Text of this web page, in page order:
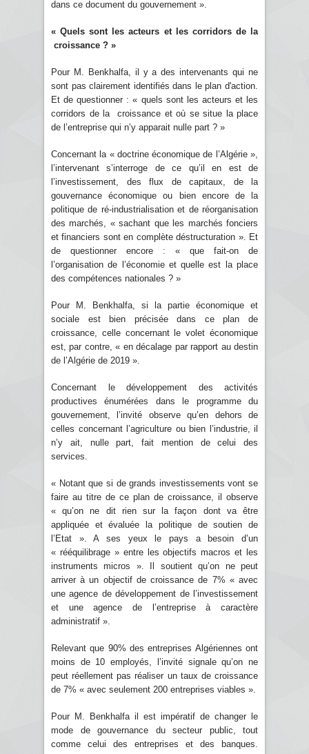
dans ce document du gouvernement ».
« Quels sont les acteurs et les corridors de la
croissance ? »
Pour M. Benkhalfa, il y a des intervenants qui ne
sont pas clairement identifiés dans le plan d'action.
Et de questionner : « quels sont les acteurs et les
corridors de la croissance et où se situe la place
de l’entreprise qui n’y apparait nulle part ? »
Concernant la « doctrine économique de l’Algérie »,
l’intervenant s’interroge de ce qu’il en est de
l’investissement, des flux de capitaux, de la
gouvernance économique ou bien encore de la
politique de ré-industrialisation et de réorganisation
des marchés, « sachant que les marchés fonciers
et financiers sont en complète déstructuration ». Et
de questionner encore : « que fait-on de
l’organisation de l’économie et quelle est la place
des compétences nationales ? »
Pour M. Benkhalfa, si la partie économique et
sociale est bien précisée dans ce plan de
croissance, celle concernant le volet économique
est, par contre, « en décalage par rapport au destin
de l’Algérie de 2019 ».
Concernant le développement des activités
productives énumérées dans le programme du
gouvernement, l’invité observe qu’en dehors de
celles concernant l’agriculture ou bien l’industrie, il
n’y ait, nulle part, fait mention de celui des
services.
« Notant que si de grands investissements vont se
faire au titre de ce plan de croissance, il observe
« qu’on ne dit rien sur la façon dont va être
appliquée et évaluée la politique de soutien de
l’Etat ». A ses yeux le pays a besoin d’un
« rééquilibrage » entre les objectifs macros et les
instruments micros ». Il soutient qu’on ne peut
arriver à un objectif de croissance de 7% « avec
une agence de développement de l’investissement
et une agence de l’entreprise à caractère
administratif ».
Relevant que 90% des entreprises Algériennes ont
moins de 10 employés, l’invité signale qu’on ne
peut réellement pas réaliser un taux de croissance
de 7% « avec seulement 200 entreprises viables ».
Pour M. Benkhalfa il est impératif de changer le
mode de gouvernance du secteur public, tout
comme celui des entreprises et des banques.